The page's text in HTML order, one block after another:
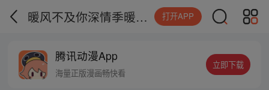
暖风不及你深情季暖的真实身份 打开APP
腾讯动漫App
海量正版漫画畅快看
立即下载